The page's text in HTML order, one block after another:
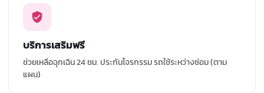
บริการเสริมฟรี
ช่วยเหลือฉุกเฉิน 24 ชม. ประกันโจรกรรม รถใช้ระหว่างซ่อม (ตาม
แผน)